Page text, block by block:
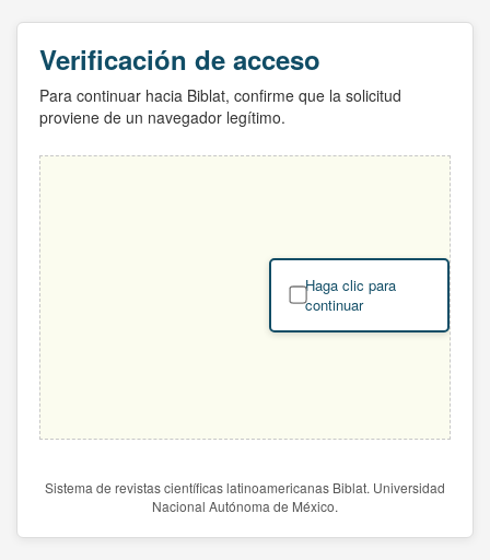
Verificación de acceso
Para continuar hacia Biblat, confirme que la solicitud
proviene de un navegador legítimo.
Haga clic para
continuar
Sistema de revistas científicas latinoamericanas Biblat. Universidad
Nacional Autónoma de México.